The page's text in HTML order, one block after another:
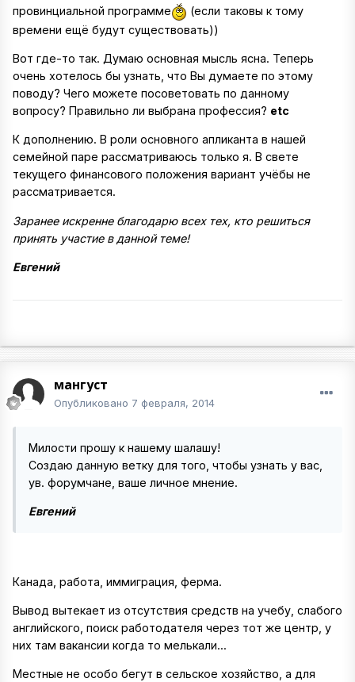
провинциальной программе
(если таковы к тому
времени ещё будут существовать))
Вот где-то так. Думаю основная мысль ясна. Теперь
очень хотелось бы узнать, что Вы думаете по этому
поводу? Чего можете посоветовать по данному
вопросу? Правильно ли выбрана профессия? etc
К дополнению. В роли основного апликанта в нашей
семейной паре рассматриваюсь только я. В свете
текущего финансового положения вариант учёбы не
рассматривается.
Заранее искренне благодарю всех тех, кто решиться
принять участие в данной теме!
Евгений
мангуст
Опубликовано 7 февраля, 2014
Милости прошу к нашему шалашу!
Создаю данную ветку для того, чтобы узнать у вас,
ув. форумчане, ваше личное мнение.
Евгений
Канада, работа, иммиграция, ферма.
Вывод вытекает из отсутствия средств на учебу, слабого
английского, поиск работодателя через тот же центр, у
них там вакансии когда то мелькали...
Местные не особо бегут в сельское хозяйство, а для